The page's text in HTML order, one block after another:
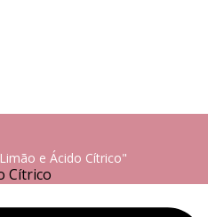
e Ácido Cítrico"
Cítrico